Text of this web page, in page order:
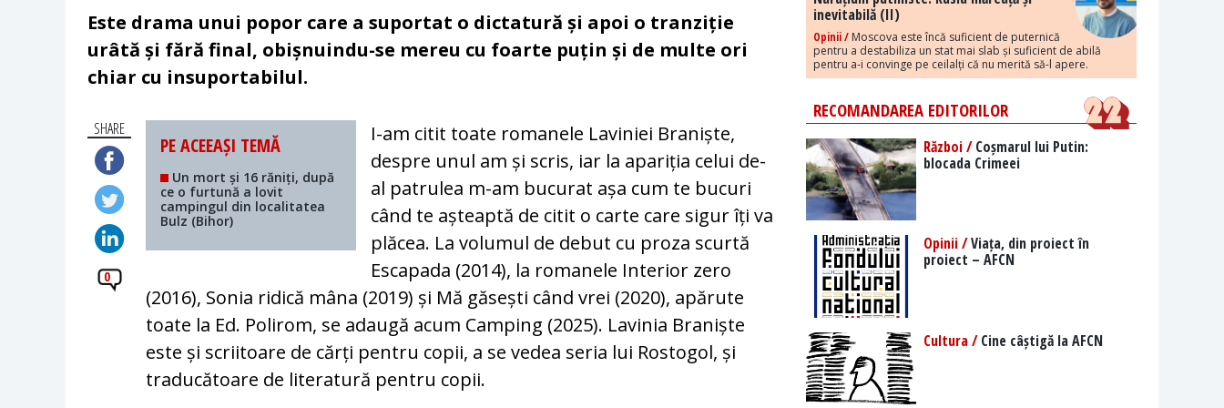
Este drama unui popor care a suportat o dictatură și apoi o tranziție
urâtă și fără final, obișnuindu-se mereu cu foarte puțin și de multe ori
chiar cu insuportabilul.
SHARE
0
PE ACEEAȘI TEMĂ
Un mort și 16 răniți, după
ce o furtună a lovit
campingul din localitatea
Bulz (Bihor)
I-am citit toate romanele Laviniei Braniște,
despre unul am și scris, iar la apariția celui de-
al patrulea m-am bucurat așa cum te bucuri
când te așteaptă de citit o carte care sigur îți va
plăcea. La volumul de debut cu proza scurtă
Escapada (2014), la romanele Interior zero
(2016), Sonia ridică mâna (2019) și Mă găsești când vrei (2020), apărute
toate la Ed. Polirom, se adaugă acum Camping (2025). Lavinia Braniște
este și scriitoare de cărți pentru copii, a se vedea seria lui Rostogol, și
traducătoare de literatură pentru copii.
inevitabilă (II)
Opinii / Moscova este încă suficient de puternică
pentru a destabiliza un stat mai slab și suficient de abilă
pentru a-i convinge pe ceilalți că nu merită să-l apere.
RECOMANDAREA EDITORILOR
Război /Coșmarul lui Putin:
blocada Crimeei
Opinii /Viața, din proiect în
proiect – AFCN
Cultura /Cine câștigă la AFCN